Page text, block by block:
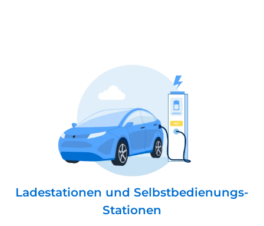
Ladestationen und Selbstbedienungs-
Stationen